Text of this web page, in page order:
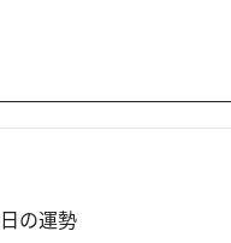
の運勢